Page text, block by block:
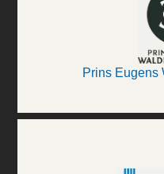
Prins Eugens